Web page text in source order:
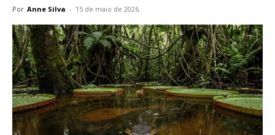
Por Anne Silva - 15 de maio de 2026